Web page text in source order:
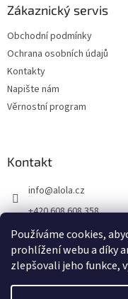
Používáme cookies,
prohlížení webu a díky
zlepšovali jeho funkce,
Zákaznický servis
Obchodní podmínky
Ochrana osobních údajů
Kontakty
Napište nám
Věrnostní program
Kontakt
info@alola.cz
+420 608 608 358
https://
alola.cz/